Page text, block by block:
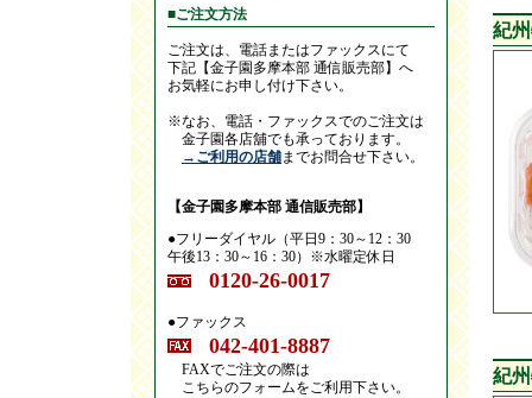
■ご注文方法
ご注文は、電話またはファックスにて
下記【金子園多摩本部 通信販売部】へ
お気軽にお申し付け下さい。
※なお、電話・ファックスでのご注文は
金子園各店舖でも承っております。
→ご利用の店舗までお問合せ下さい。
【金子園多摩本部 通信販売部】
●フリーダイヤル（平日9：30～12：30
午後13：30～16：30）※水曜定休日
0120-26-0017
●ファックス
042-401-8887
FAXでご注文の際は
こちらのフォームをご利用下さい。
紀
紀